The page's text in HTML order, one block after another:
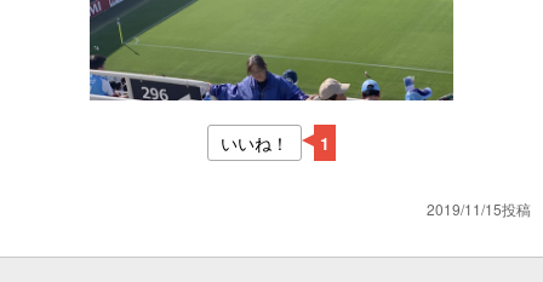
いいね！ 1
2019/11/15投稿